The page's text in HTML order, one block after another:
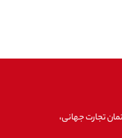
تجارت جهانی،